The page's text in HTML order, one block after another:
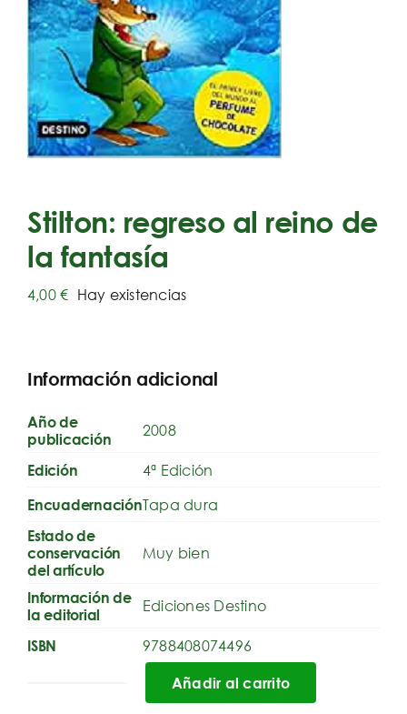
Stilton: regreso al reino de
la fantasía
4,00€ Hay existencias
Información adicional
Año de
publicación
2008
Edición 4ª Edición
EncuadernaciónTapa dura
Estado de
conservación
del artículo
Muy bien
Información de
la editorial
Ediciones Destino
ISBN 9788408074496
Añadir al carrito